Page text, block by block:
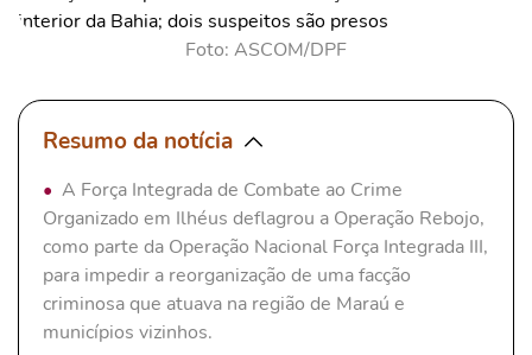
Foto: ASCOM/DPF
Resumo da notícia
A Força Integrada de Combate ao Crime
Organizado em Ilhéus deflagrou a Operação Rebojo,
como parte da Operação Nacional Força Integrada III,
para impedir a reorganização de uma facção
criminosa que atuava na região de Maraú e
municípios vizinhos.